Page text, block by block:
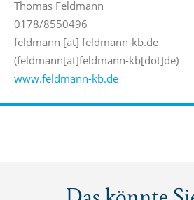
Thomas Feldmann
0178/8550496
feldmann [at] feldmann-kb.de
(feldmann[at]feldmann-kb[dot]de)
www.feldmann-kb.de